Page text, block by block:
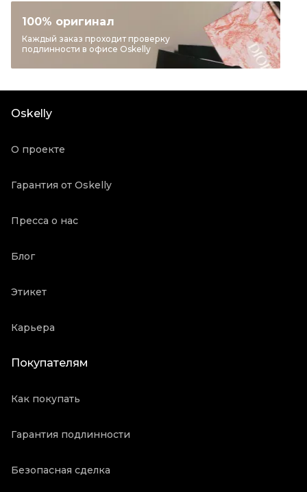
Категория
Сумки через плечо
Бренд
EMPORIO ARMANI
Материал сумок
Кожа
Состояние товара
100% оригинал
Каждый заказ проходит проверку
подлинности в офисе Oskelly
Oskelly
О проекте
Гарантия от Oskelly
Пресса о нас
Блог
Этикет
Карьера
Покупателям
Как покупать
Гарантия подлинности
Безопасная сделка